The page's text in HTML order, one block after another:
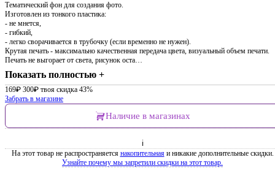
Тематический фон для создания фото.
Изготовлен из тонкого пластика:
- не мнется,
- гибкий,
- легко сворачивается в трубочку (если временно не нужен).
Крутая печать - максимально качественная передача цвета, визуальный объем печати.
Печать не выгорает от света, рисунок оста…
Показать полностью +
169₽ 300₽ твоя скидка 43%
Забрать в магазине
Наличие в магазинах
ℹ
На этот товар не распространяется накопительнаяи никакие дополнительные скидки.
Узнайте почему мы запретили скидки на этот товар.